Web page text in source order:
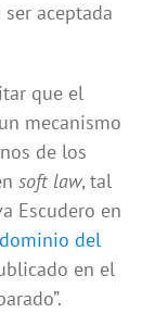
aceptada
que el
mecanismo
de los
soft law, tal
Escudero en
del
en el